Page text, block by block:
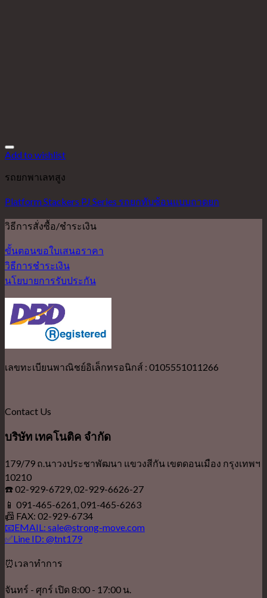
Add to wishlist
รถยกพาเลทสูง
Platform Stackers PJ Series รถยกทับซ้อนแบบถาดยก
วิธีการสั่งซื้อ/ชำระเงิน
ขั้นตอนขอใบเสนอราคา
วิธีการชำระเงิน
นโยบายการรับประกัน
เลขทะเบียนพาณิชย์อิเล็กทรอนิกส์ : 0105551011266
Contact Us
บริษัท เทคโนติค จำกัด
179/79 ถ.นาวงประชาพัฒนา แขวงสีกัน เขตดอนเมือง กรุงเทพฯ
10210
☎️ 02-929-6729, 02-929-6626-27
📱 091-465-6261, 091-465-6263
📠 FAX: 02-929-6734
📧EMAIL: sale@strong-move.com
✅Line ID: @tnt179
⏰เวลาทำการ
จันทร์ - ศุกร์ เปิด 8:00 - 17:00 น.